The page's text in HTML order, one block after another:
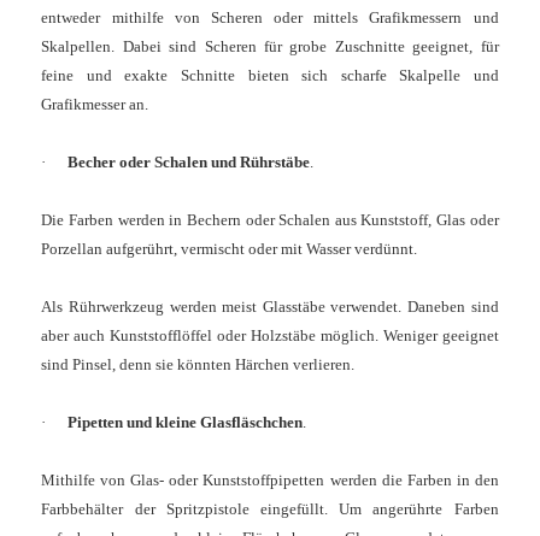
entweder mithilfe von Scheren oder mittels Grafikmessern und
Skalpellen. Dabei sind Scheren für grobe Zuschnitte geeignet, für
feine und exakte Schnitte bieten sich scharfe Skalpelle und
Grafikmesser an.
· Becher oder Schalen und Rührstäbe.
Die Farben werden in Bechern oder Schalen aus Kunststoff, Glas oder
Porzellan aufgerührt, vermischt oder mit Wasser verdünnt.
Als Rührwerkzeug werden meist Glasstäbe verwendet. Daneben sind
aber auch Kunststofflöffel oder Holzstäbe möglich. Weniger geeignet
sind Pinsel, denn sie könnten Härchen verlieren.
· Pipetten und kleine Glasfläschchen.
Mithilfe von Glas- oder Kunststoffpipetten werden die Farben in den
Farbbehälter der Spritzpistole eingefüllt. Um angerührte Farben